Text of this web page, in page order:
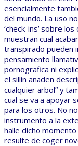
esencialmente
del mundo. La uso
‘check-ins’ sobre
muestran cual
transpirado pueden
pensamiento
pornografica ni
el sillin anaden
cualquier arbol” y
cual se va a apoyar
para los otros. No
instrumento a la
halle dicho
resulte de coger